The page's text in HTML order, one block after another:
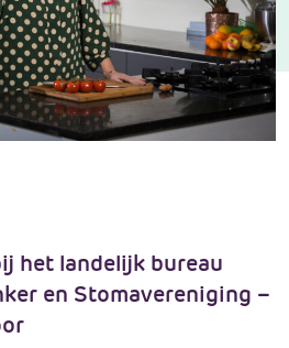
het landelijk bureau
en Stomavereniging –